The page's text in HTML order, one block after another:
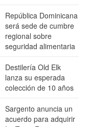
República Dominicana
será sede de cumbre
regional sobre
seguridad alimentaria
Destilería Old Elk
lanza su esperada
colección de 10 años
Sargento anuncia un
acuerdo para adquirir